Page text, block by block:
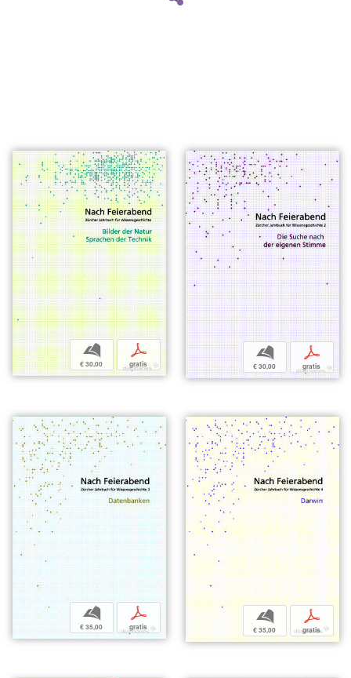
b
€ 30,00
p
gratis
b
€ 30,00
p
gratis
b
€ 35,00
p
gratis
b
€ 35,00
p
gratis